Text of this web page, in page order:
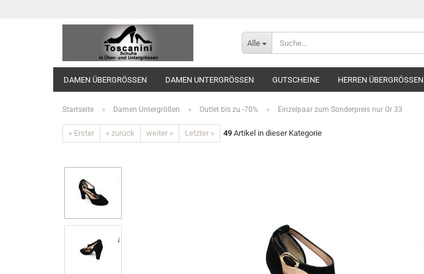
Alle
DAMEN ÜBERGRÖSSEN DAMEN UNTERGRÖSSEN GUTSCHEINE HERREN ÜBERGRÖSSEN
Startseite » Damen Untergrößen » Outlet bis zu -70% » Einzelpaar zum Sonderpreis nur Gr 33
« Erster « zurück weiter » Letzter » 49 Artikel in dieser Kategorie